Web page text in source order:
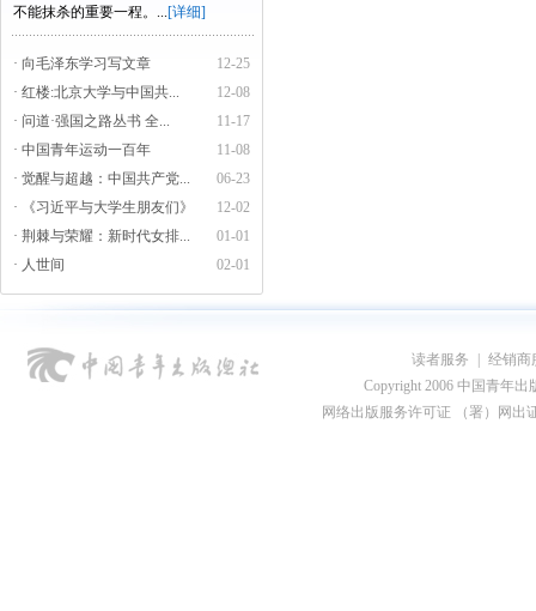
不能抹杀的重要一程。...[详细]
12-25
· 向毛泽东学习写文章
12-08
· 红楼:北京大学与中国共...
11-17
· 问道·强国之路丛书 全...
11-08
· 中国青年运动一百年
06-23
· 觉醒与超越：中国共产党...
12-02
· 《习近平与大学生朋友们》
01-01
· 荆棘与荣耀：新时代女排...
02-01
· 人世间
读者服务
经销商
Copyright 2006 中国青年出
网络出版服务许可证 （署）网出